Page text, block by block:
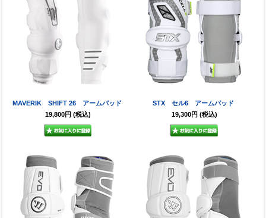
MAVERIK SHIFT 26 アームパッド
19,800円 (税込)
STX セル6 アームパッド
19,300円 (税込)